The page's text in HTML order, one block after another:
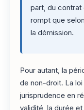
part, du contrat
rompt que
la démission.
Pour autant, la
de non-droit. La loi
jurisprudence en
validité, la durée